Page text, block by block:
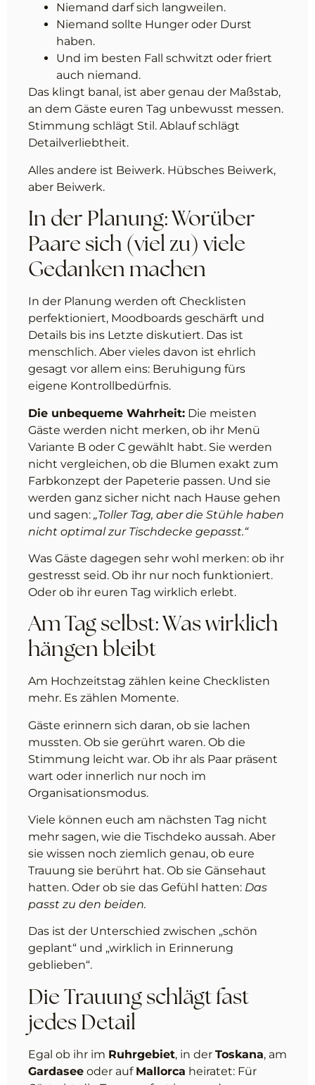
Niemand darf sich langweilen.
Niemand sollte Hunger oder Durst
haben.
Und im besten Fall schwitzt oder friert
auch niemand.
Das klingt banal, ist aber genau der Maßstab,
an dem Gäste euren Tag unbewusst messen.
Stimmung schlägt Stil. Ablauf schlägt
Detailverliebtheit.
Alles andere ist Beiwerk. Hübsches Beiwerk,
aber Beiwerk.
In der Planung: Worüber
Paare sich (viel zu) viele
Gedanken machen
In der Planung werden oft Checklisten
perfektioniert, Moodboards geschärft und
Details bis ins Letzte diskutiert. Das ist
menschlich. Aber vieles davon ist ehrlich
gesagt vor allem eins: Beruhigung fürs
eigene Kontrollbedürfnis.
Die unbequeme Wahrheit: Die meisten
Gäste werden nicht merken, ob ihr Menü
Variante B oder C gewählt habt. Sie werden
nicht vergleichen, ob die Blumen exakt zum
Farbkonzept der Papeterie passen. Und sie
werden ganz sicher nicht nach Hause gehen
und sagen: „Toller Tag, aber die Stühle haben
nicht optimal zur Tischdecke gepasst.“
Was Gäste dagegen sehr wohl merken: ob ihr
gestresst seid. Ob ihr nur noch funktioniert.
Oder ob ihr euren Tag wirklich erlebt.
Am Tag selbst: Was wirklich
hängen bleibt
Am Hochzeitstag zählen keine Checklisten
mehr. Es zählen Momente.
Gäste erinnern sich daran, ob sie lachen
mussten. Ob sie gerührt waren. Ob die
Stimmung leicht war. Ob ihr als Paar präsent
wart oder innerlich nur noch im
Organisationsmodus.
Viele können euch am nächsten Tag nicht
mehr sagen, wie die Tischdeko aussah. Aber
sie wissen noch ziemlich genau, ob eure
Trauung sie berührt hat. Ob sie Gänsehaut
hatten. Oder ob sie das Gefühl hatten: Das
passt zu den beiden.
Das ist der Unterschied zwischen „schön
geplant“ und „wirklich in Erinnerung
geblieben“.
Die Trauung schlägt fast
jedes Detail
Egal ob ihr im Ruhrgebiet, in der Toskana, am
Gardasee oder auf Mallorca heiratet: Für